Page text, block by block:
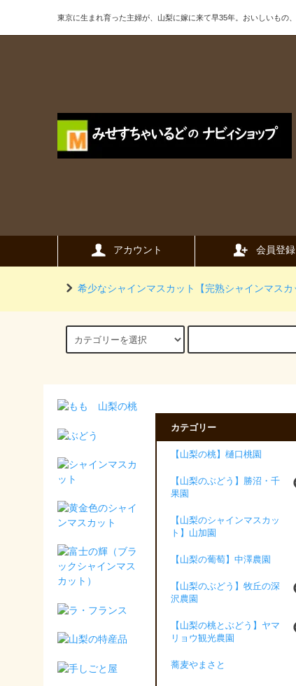
東京に生まれ育った主婦が、山梨に嫁に来て早35年。おいしいもの
アカウント 会員登録
希少なシャインマスカット【完熟シャインマスカ
カテゴリー
【山梨の桃】樋口桃園
【山梨のぶどう】勝沼・千
果園
【山梨のシャインマスカッ
ト】山加園
【山梨の葡萄】中澤農園
【山梨のぶどう】牧丘の深
沢農園
【山梨の桃とぶどう】ヤマ
リョウ観光農園
蕎麦やまさと